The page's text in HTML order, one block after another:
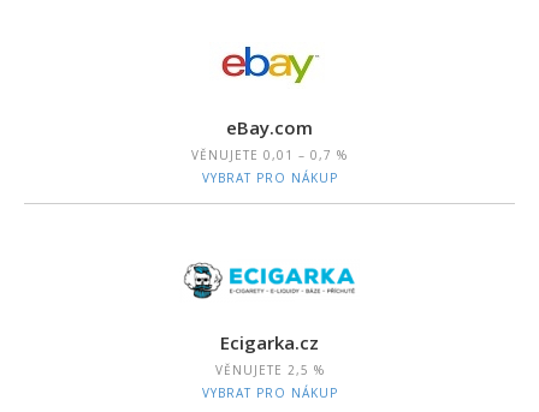
eBay.com
VĚNUJETE 0,01 – 0,7 %
VYBRAT PRO NÁKUP
Ecigarka.cz
VĚNUJETE 2,5 %
VYBRAT PRO NÁKUP